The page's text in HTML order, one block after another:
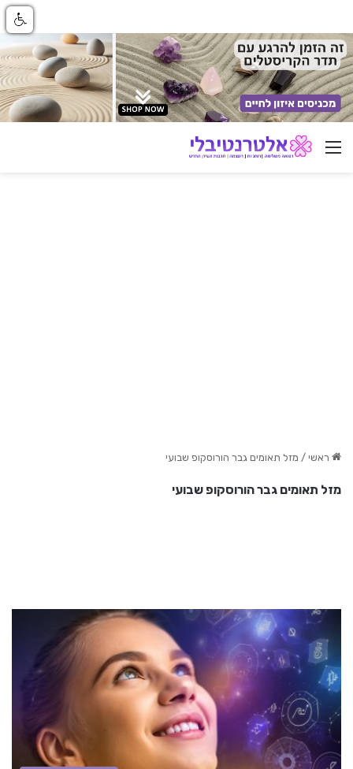
ניווט באתר
ראשי / מזל תאומים גבר הורוסקופ שבועי
מזל תאומים גבר הורוסקופ שבועי